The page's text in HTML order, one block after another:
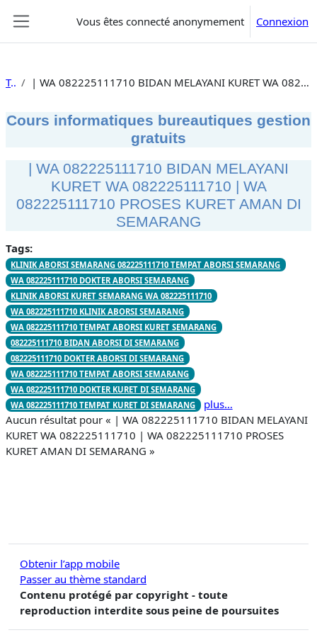
Vous êtes connecté anonymement Connexion
Tags | WA 082225111710 BIDAN MELAYANI KURET WA 082225111710 | WA 082225111710 PROSES KURET AMAN DI SEMARANG
Cours informatiques bureautiques gestion
gratuits
| WA 082225111710 BIDAN MELAYANI
KURET WA 082225111710 | WA
082225111710 PROSES KURET AMAN DI
SEMARANG
Tags:
KLINIK ABORSI SEMARANG 082225111710 TEMPAT ABORSI SEMARANG
WA 082225111710 DOKTER ABORSI SEMARANG
KLINIK ABORSI KURET SEMARANG WA 082225111710
WA 082225111710 KLINIK ABORSI SEMARANG
WA 082225111710 TEMPAT ABORSI KURET SEMARANG
082225111710 BIDAN ABORSI DI SEMARANG
082225111710 DOKTER ABORSI DI SEMARANG
WA 082225111710 TEMPAT ABORSI SEMARANG
WA 082225111710 DOKTER KURET DI SEMARANG
WA 082225111710 TEMPAT KURET DI SEMARANG
plus…
Aucun résultat pour « | WA 082225111710 BIDAN MELAYANI
KURET WA 082225111710 | WA 082225111710 PROSES
KURET AMAN DI SEMARANG »
Obtenir l’app mobile
Passer au thème standard
Contenu protégé par copyright - toute
reproduction interdite sous peine de poursuites